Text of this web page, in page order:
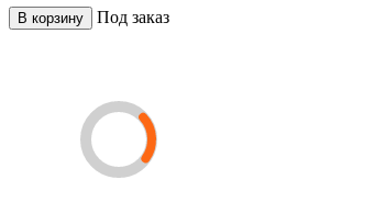
В корзину Под заказ